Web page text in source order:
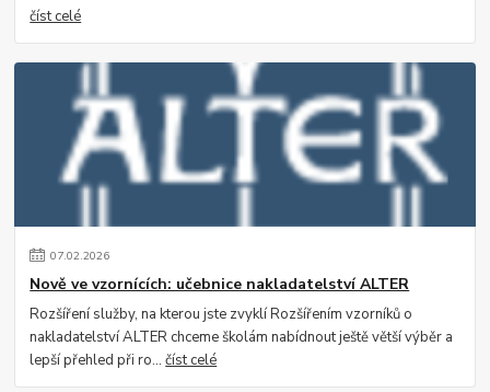
číst celé
07.02.2026
Nově ve vzornících: učebnice nakladatelství ALTER
Rozšíření služby, na kterou jste zvyklí Rozšířením vzorníků o
nakladatelství ALTER chceme školám nabídnout ještě větší výběr a
lepší přehled při ro...číst celé